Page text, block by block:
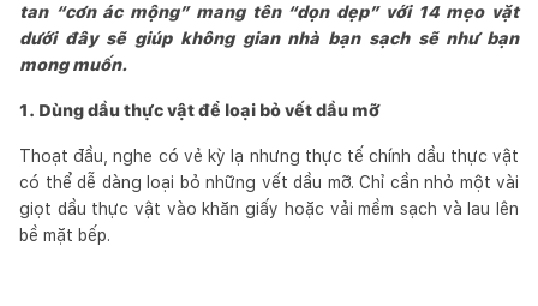
tan “cơn ác mộng” mang tên “dọn dẹp” với 14 mẹo vặt
dưới đây sẽ giúp không gian nhà bạn sạch sẽ như bạn
mong muốn.
1. Dùng dầu thực vật để loại bỏ vết dầu mỡ
Thoạt đầu, nghe có vẻ kỳ lạ nhưng thực tế chính dầu thực vật
có thể dễ dàng loại bỏ những vết dầu mỡ. Chỉ cần nhỏ một vài
giọt dầu thực vật vào khăn giấy hoặc vải mềm sạch và lau lên
bề mặt bếp.